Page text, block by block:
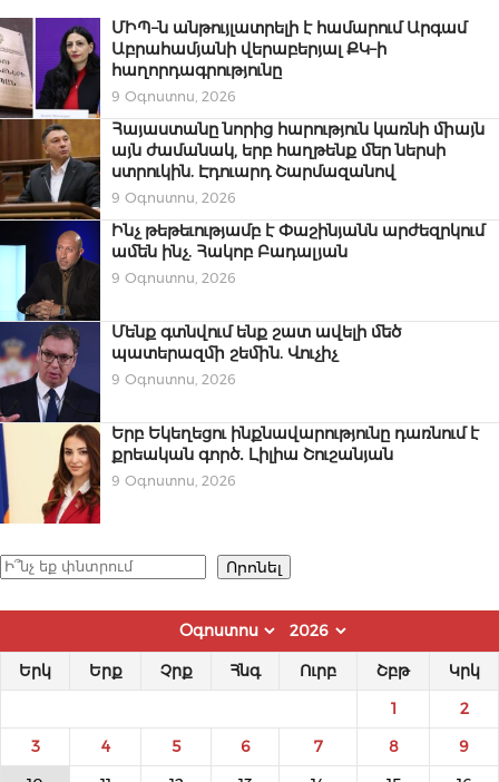
ՄԻՊ–ն անթույլատրելի է համարում Արգամ
Աբրահամյանի վերաբերյալ ՔԿ–ի
հաղորդագրությունը
9 Օգոստոս, 2026
Հայաստանը նորից հարություն կառնի միայն
այն ժամանակ, երբ հաղթենք մեր ներսի
ստրուկին. Էդուարդ Շարմազանով
9 Օգոստոս, 2026
Ինչ թեթեւությամբ է Փաշինյանն արժեզրկում
ամեն ինչ. Հակոբ Բադալյան
9 Օգոստոս, 2026
Մենք գտնվում ենք շատ ավելի մեծ
պատերազմի շեմին. Վուչիչ
9 Օգոստոս, 2026
Երբ Եկեղեցու ինքնավարությունը դառնում է
քրեական գործ․ Լիլիա Շուշանյան
9 Օգոստոս, 2026
Որոնել Որոնել
Երկ Երք Չրք Հնգ Ուրբ Շբթ Կրկ
1 2
3 4 5 6 7 8 9